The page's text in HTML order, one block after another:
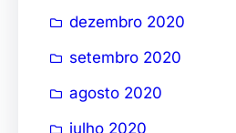
dezembro 2020
setembro 2020
agosto 2020
julho 2020